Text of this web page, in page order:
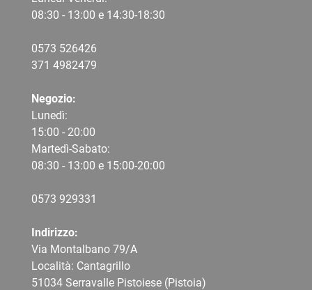
08:30 - 13:00 e 14:30-18:30
0573 526426
371 4982479
Negozio:
Lunedì:
15:00 - 20:00
Martedì-Sabato:
08:30 - 13:00 e 15:00-20:00
0573 929331
Indirizzo:
Via Montalbano 79/A
Località: Cantagrillo
51034 Serravalle Pistoiese (Pistoia)